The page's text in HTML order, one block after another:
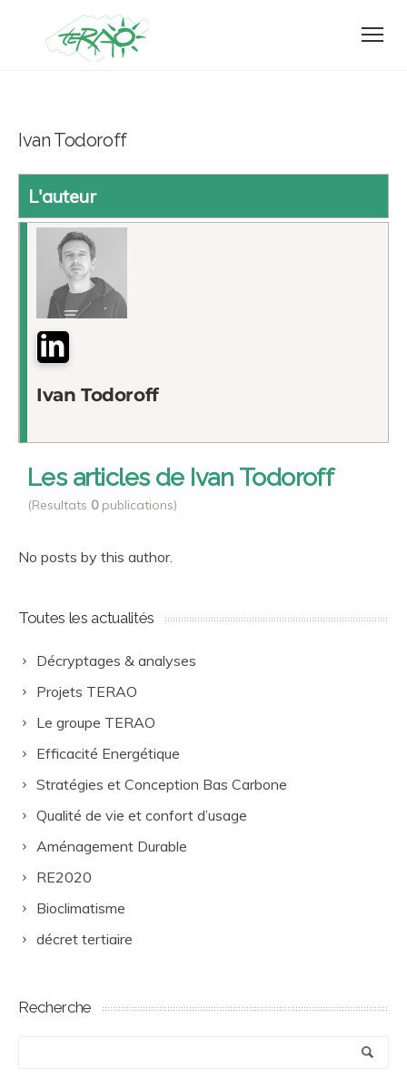
Ivan Todoroff
linkedin
Ivan Todoroff
Les articles de Ivan Todoroff
(Resultats 0publications)
No posts by this author.
Toutes les actualités
Décryptages & analyses
Projets TERAO
Le groupe TERAO
Efficacité Energétique
Stratégies et Conception Bas Carbone
Qualité de vie et confort d’usage
Aménagement Durable
RE2020
Bioclimatisme
décret tertiaire
Recherche